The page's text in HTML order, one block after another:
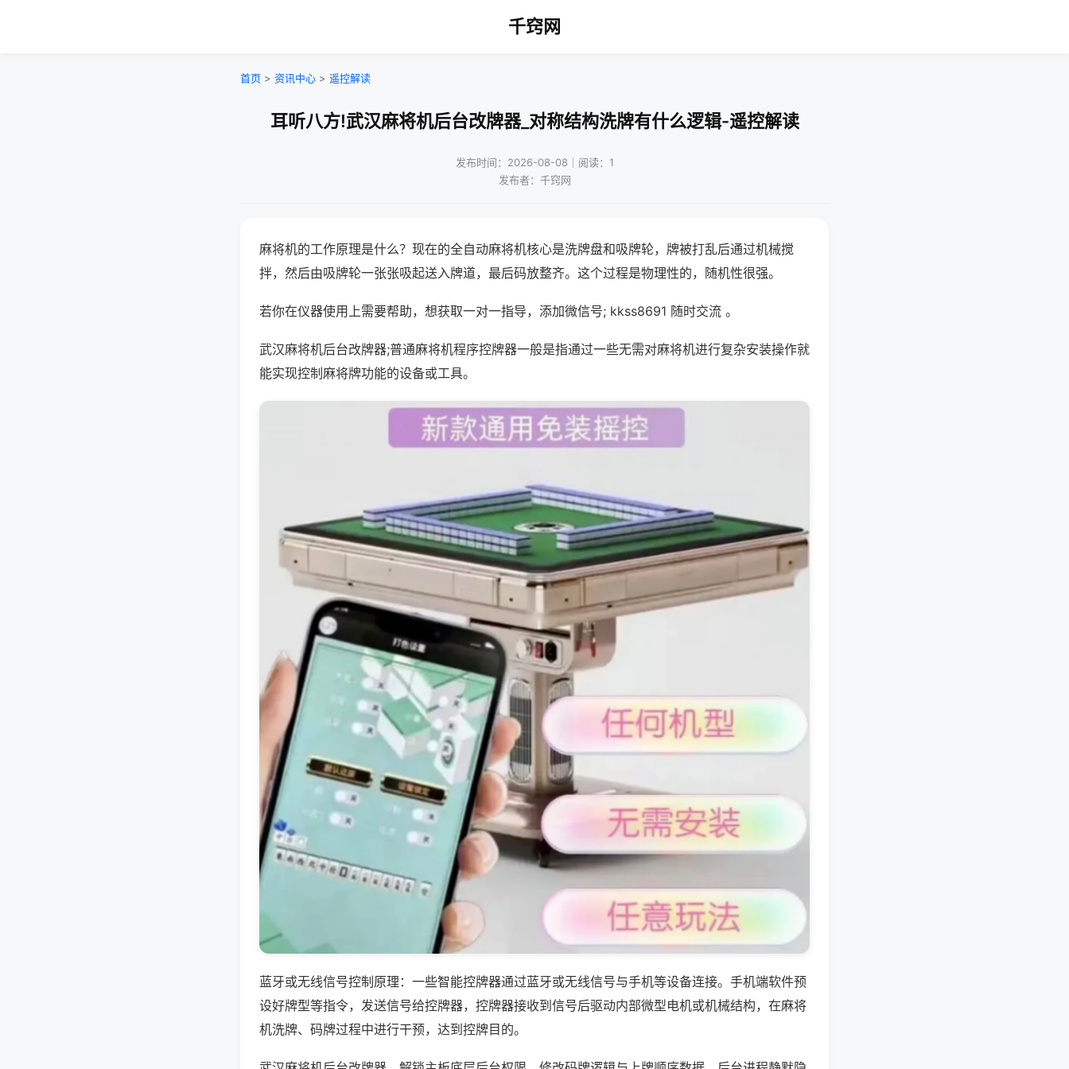
千窍网
首页 > 资讯中心 > 遥控解读
耳听八方!武汉麻将机后台改牌器_对称结构洗牌有什么逻辑-遥控解读
发布时间：2026-08-08｜阅读：1
发布者：千窍网
麻将机的工作原理是什么？现在的全自动麻将机核心是洗牌盘和吸牌轮，牌被打乱后通过机械搅
拌，然后由吸牌轮一张张吸起送入牌道，最后码放整齐。这个过程是物理性的，随机性很强。
若你在仪器使用上需要帮助，想获取一对一指导，添加微信号; kkss8691 随时交流 。
武汉麻将机后台改牌器;普通麻将机程序控牌器一般是指通过一些无需对麻将机进行复杂安装操作就
能实现控制麻将牌功能的设备或工具。
蓝牙或无线信号控制原理：一些智能控牌器通过蓝牙或无线信号与手机等设备连接。手机端软件预
设好牌型等指令，发送信号给控牌器，控牌器接收到信号后驱动内部微型电机或机械结构，在麻将
机洗牌、码牌过程中进行干预，达到控牌目的。